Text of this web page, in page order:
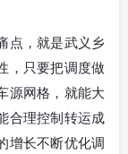
点，就是武义乡
，只要把调度做
源网格，就能大
合理控制转运成
增长不断优化调